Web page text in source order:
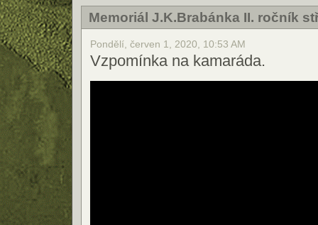
Memoriál J.K.Brabánka II. ročník
Pondělí, červen 1, 2020, 10:53 AM
Vzpomínka na kamaráda.